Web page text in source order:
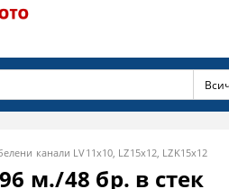
канали LV11x10, LZ15x12, LZK15x12
м./48 бр. в стек